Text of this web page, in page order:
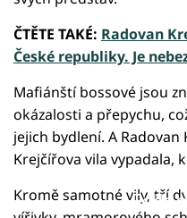
ČTĚTE TAKÉ: Radovan
České republiky. Je
Mafiánští bossové jsou
okázalosti a přepychu,
jejich bydlení. A
Krejčířova vila vypadala,
Kromě samotné vily, tří